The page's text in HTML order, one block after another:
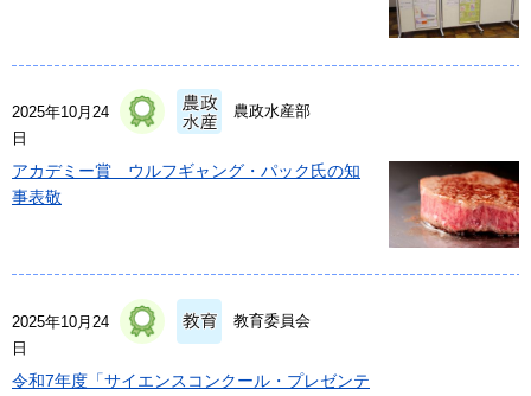
2025年10月24
日
農政水産部
アカデミー賞 ウルフギャング・パック氏の知
事表敬
2025年10月24
日
教育委員会
令和7年度「サイエンスコンクール・プレゼンテ